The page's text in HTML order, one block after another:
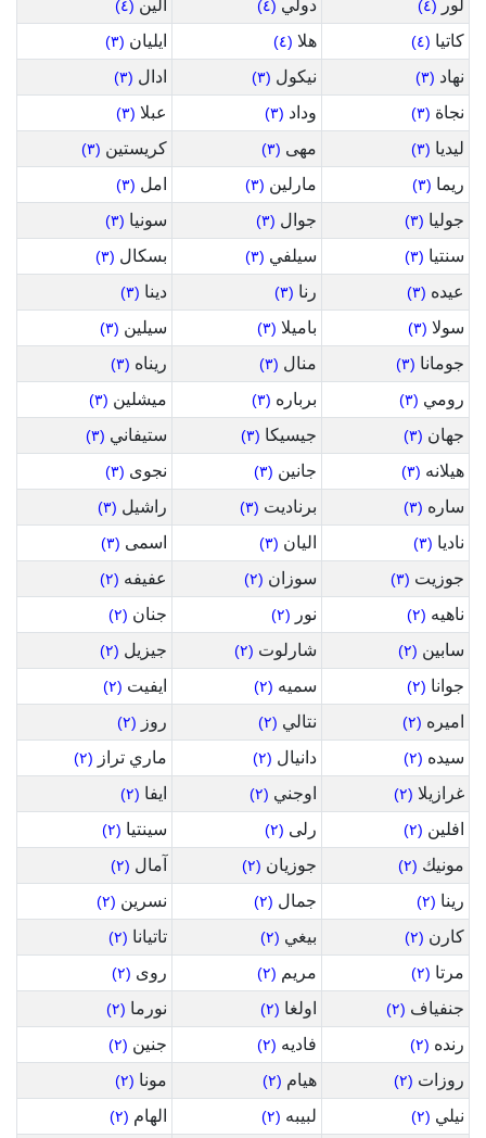
لور (٤) دولي (٤) الين (٤)
كاتيا (٤) هلا (٤) ايليان (٣)
نهاد (٣) نيكول (٣) ادال (٣)
نجاة (٣) وداد (٣) عبلا (٣)
ليديا (٣) مهى (٣) كريستين (٣)
ريما (٣) مارلين (٣) امل (٣)
جوليا (٣) جوال (٣) سونيا (٣)
سنتيا (٣) سيلفي (٣) بسكال (٣)
عيده (٣) رنا (٣) دينا (٣)
سولا (٣) باميلا (٣) سيلين (٣)
جومانا (٣) منال (٣) ريناه (٣)
رومي (٣) برباره (٣) ميشلين (٣)
جهان (٣) جيسيكا (٣) ستيفاني (٣)
هيلانه (٣) جانين (٣) نجوى (٣)
ساره (٣) برناديت (٣) راشيل (٣)
ناديا (٣) اليان (٣) اسمى (٣)
جوزيت (٣) سوزان (٢) عفيفه (٢)
ناهيه (٢) نور (٢) جنان (٢)
سابين (٢) شارلوت (٢) جيزيل (٢)
جوانا (٢) سميه (٢) ايفيت (٢)
اميره (٢) نتالي (٢) روز (٢)
سيده (٢) دانيال (٢) ماري تراز (٢)
غرازيلا (٢) اوجني (٢) ايفا (٢)
افلين (٢) رلى (٢) سينتيا (٢)
مونيك (٢) جوزيان (٢) آمال (٢)
رينا (٢) جمال (٢) نسرين (٢)
كارن (٢) بيغي (٢) تاتيانا (٢)
مرتا (٢) مريم (٢) روى (٢)
جنفياف (٢) اولغا (٢) نورما (٢)
رنده (٢) فاديه (٢) جنين (٢)
روزات (٢) هيام (٢) مونا (٢)
نيلي (٢) لبيبه (٢) الهام (٢)